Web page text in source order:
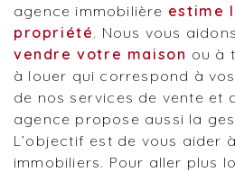
agence immobilière estime
propriété. Nous vous
vendre votre maison ou à
à louer qui correspond à
de nos services de vente et
agence propose aussi la
L’objectif est de vous aider
immobiliers. Pour aller plus